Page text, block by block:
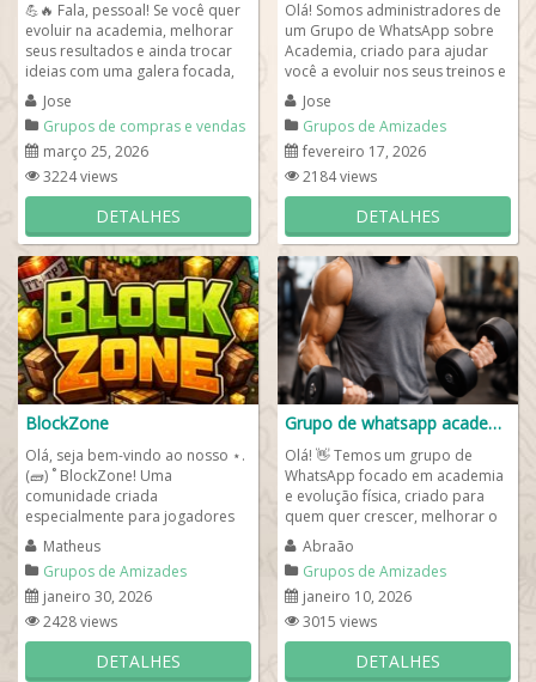
💪🔥 Fala, pessoal! Se você quer
evoluir na academia, melhorar
seus resultados e ainda trocar
ideias com uma galera focada,
você está no lugar certo!...
Jose
Grupos de compras e vendas
março 25, 2026
3224 views
DETALHES
Olá! Somos administradores de
um Grupo de WhatsApp sobre
Academia, criado para ajudar
você a evoluir nos seus treinos e
conquistar melhores resultados
de...
Jose
Grupos de Amizades
fevereiro 17, 2026
2184 views
DETALHES
BlockZone
Olá, seja bem-vindo ao nosso ⋆.
(🧱) ˚ BlockZone! Uma
comunidade criada
especialmente para jogadores
de Minecraft que desejam se
conectar, trocar...
Matheus
Grupos de Amizades
janeiro 30, 2026
2428 views
DETALHES
Grupo de whatsapp academia
Olá! 👋 Temos um grupo de
WhatsApp focado em academia
e evolução física, criado para
quem quer crescer, melhorar o
desempenho e alcançar
resultados reais...
Abraão
Grupos de Amizades
janeiro 10, 2026
3015 views
DETALHES